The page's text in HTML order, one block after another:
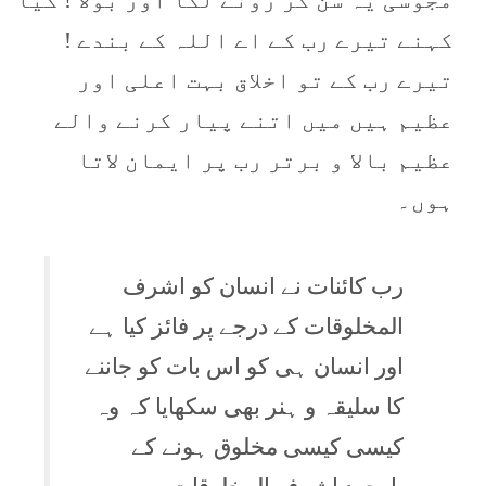
کہنے تیرے رب کے اے اللہ کے بندے !
تیرے رب کے تو اخلاق بہت اعلی اور
عظیم ہیں میں اتنے پیار کرنے والے
عظیم بالا و برتر رب پر ایمان لاتا
ہوں۔
رب کائنات نے انسان کو اشرف
المخلوقات کے درجے پر فائز کیا ہے
اور انسان ہی کو اس بات کو جاننے
کا سلیقہ و ہنر بھی سکھایا کہ وہ
کیسی کیسی مخلوق ہونے کے